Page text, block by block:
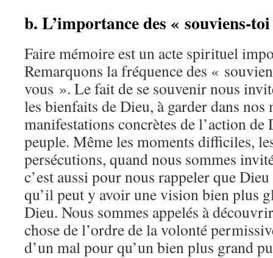
b. L’importance des « souviens-
Faire mémoire est un acte spirituel
Remarquons la fréquence des «
vous ». Le fait de se souvenir nous
les bienfaits de Dieu, à garder dans nos
manifestations concrètes de l’action de
peuple. Même les moments difficiles,
persécutions, quand nous sommes
c’est aussi pour nous rappeler que Dieu
qu’il peut y avoir une vision bien plus
Dieu. Nous sommes appelés à
chose de l’ordre de la volonté
d’un mal pour qu’un bien plus grand